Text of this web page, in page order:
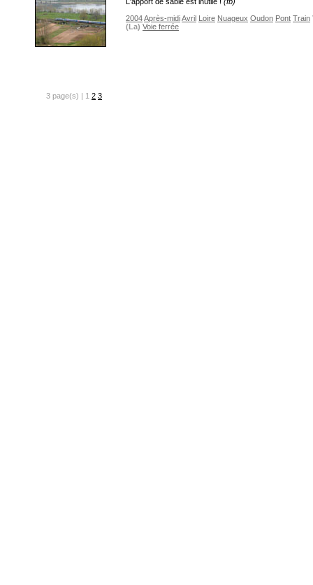
2004Après-midiAvril Loire Nuageux Oudon Pont Train
(La) Voie ferrée
3 page(s) | 1 2 3